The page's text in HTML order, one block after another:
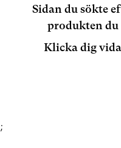
Sidan du sökte
produkten du
Klicka dig
;